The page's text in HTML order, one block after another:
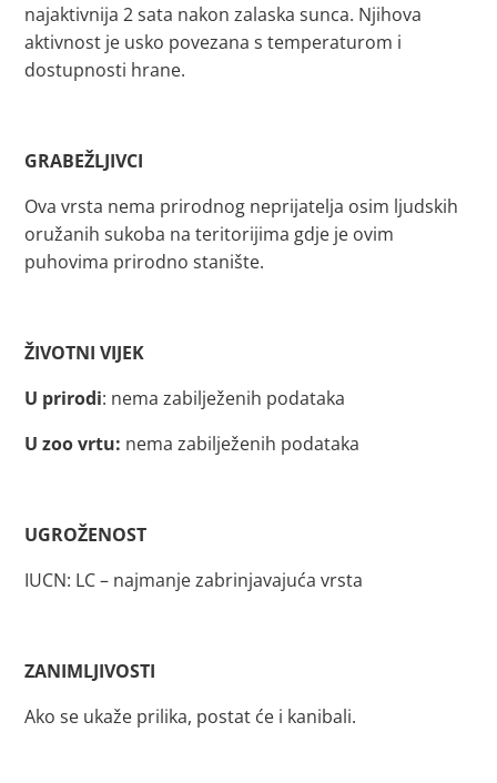
najaktivnija 2 sata nakon zalaska sunca. Njihova
aktivnost je usko povezana s temperaturom i
dostupnosti hrane.
GRABEŽLJIVCI
Ova vrsta nema prirodnog neprijatelja osim ljudskih
oružanih sukoba na teritorijima gdje je ovim
puhovima prirodno stanište.
ŽIVOTNI VIJEK
U prirodi: nema zabilježenih podataka
U zoo vrtu: nema zabilježenih podataka
UGROŽENOST
IUCN: LC – najmanje zabrinjavajuća vrsta
ZANIMLJIVOSTI
Ako se ukaže prilika, postat će i kanibali.